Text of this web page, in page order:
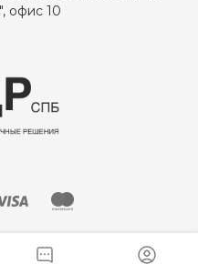
офис 10
права защищены